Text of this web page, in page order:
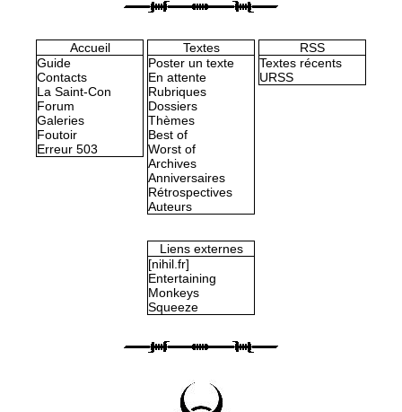
Accueil
Guide
Contacts
La Saint-Con
Forum
Galeries
Foutoir
Erreur 503
Textes
Poster un texte
En attente
Rubriques
Dossiers
Thèmes
Best of
Worst of
Archives
Anniversaires
Rétrospectives
Auteurs
RSS
Textes récents
URSS
Liens externes
[nihil.fr]
Entertaining
Monkeys
Squeeze